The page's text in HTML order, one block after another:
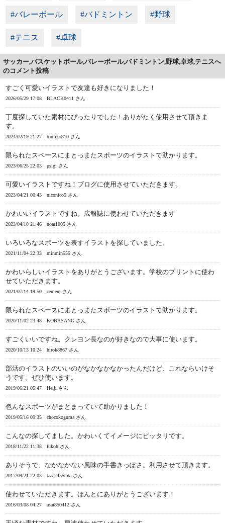
#バレーボール #バドミントン #野球
#テニス #卓球
サッカー,バスケットボール,バレーボール,バドミントン,野球,卓球,テニスへ
のコメント投稿
すごく可愛いイラストで友達も好きになりました！
2026/05/29 17:08 BLACK0411 さん
丁度探していた素材にぴったりでした！ありがたく使用させて頂きま
す。
2024/02/19 21:27 tomiko810 さん
限られたスペースにまとっまたスポーツのイラストで助かります。
2023/06/25 22:03 psigi さん
可愛いイラストですね！ブログに使用させていただきます。
2023/04/21 00:43 niconico5 さん
かわいいイラストですね。広報誌に使わせていただきます
2023/04/10 21:46 noar1005 さん
いろいろなスポーツを表すイラストを探していました。
2021/11/04 22:33 minmin555 さん
かわいらしいイラストをありがとうございます。学校のプリントに使わ
せていただきます。
2021/07/14 19:50 cement さん
限られたスペースにまとっまたスポーツのイラストで助かります。
2020/11/02 23:48 KOBASANG さん
すごくいいですね。クレヨン長なのが好きなので大事に使います。
2020/10/13 10:24 hirok8867 さん
部活のイラストのいいのがなかなかなかったんだけど、これならいけそ
うです。ぜひ使います。
2019/06/21 05:47 Heiji さん
色んなスポーツがまとまっていて助かりました！
2019/05/16 09:35 chocokoguma さん
こんなの探してました。かわいくてイメージにピッタリです。
2018/11/22 11:38 fukoh さん
ありそうで、なかなかない風味の手書きっぽさ。利用させて頂きます。
2017/09/21 22:03 taaa2455tata さん
使わせていただきます。ほんとにありがとうございます！
2016/03/08 04:27 asai850412 さん